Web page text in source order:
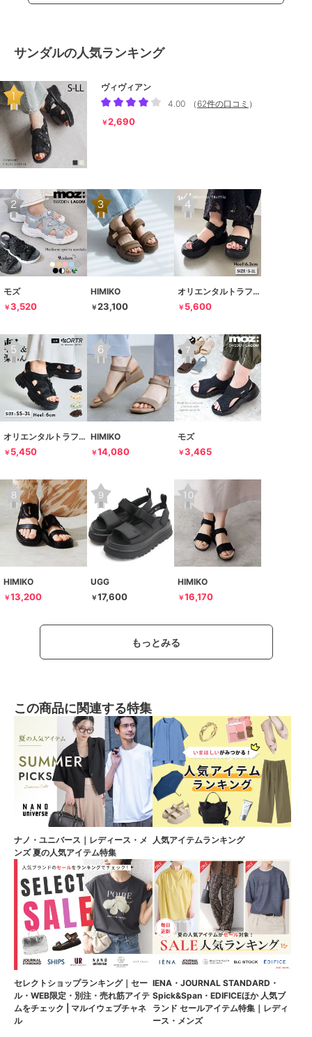
サンダルの人気ランキング
ヴィヴィアン
4.00
（62件の口コミ ）
￥2,690
モズ
￥3,520
HIMIKO
￥23,100
オリエンタルトラフィック
￥ 5,600
オリエンタルトラフィック
￥ 5,450
HIMIKO
￥14,080
モズ
￥3,465
HIMIKO
￥13,200
UGG
￥17,600
HIMIKO
￥16,170
もっとみる
この商品に関連する特集
ナノ・ユニバース｜レディース・メ
ンズ 夏の人気アイテム特集
人気アイテムランキング
セレクトショップランキング｜セー
ル・WEB限定・別注・売れ筋アイテ
ムをチェック | マルイウェブチャネ
ル
IENA・JOURNAL STANDARD・
Spick&Span・EDIFICEほか 人気ブ
ランド セールアイテム特集｜レディ
ース・メンズ